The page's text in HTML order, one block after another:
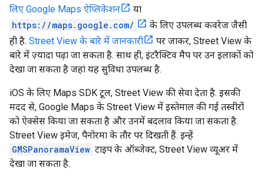
लिए Google Maps ऐप्लिकेशन
या
https://maps.google.com/
के लिए उपलब्ध कवरेज जैसी
ही है. Street View के बारे में जानकारी
पर जाकर, Street View के
बारे में ज़्यादा पढ़ा जा सकता है. साथ ही, इंटरैक्टिव मैप पर उन इलाकों को
देखा जा सकता है जहां यह सुविधा उपलब्ध है.
iOS के लिए Maps SDK टूल, Street View की सेवा देता है. इसकी
मदद से, Google Maps के Street View में इस्तेमाल की गई तस्वीरों
को ऐक्सेस किया जा सकता है और उनमें बदलाव किया जा सकता है.
Street View इमेज, पैनोरमा के तौर पर दिखती हैं. इन्हें
GMSPanoramaView टाइप के ऑब्जेक्ट, Street View व्यूअर में
देखा जा सकता है.